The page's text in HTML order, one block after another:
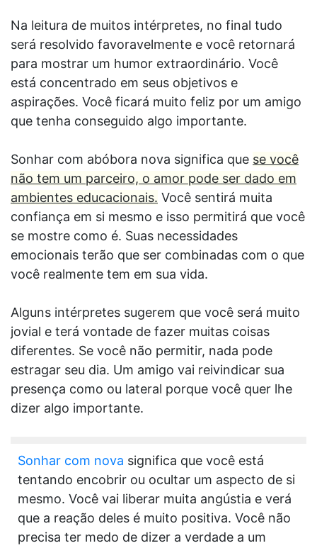
Na leitura de muitos intérpretes, no final tudo
será resolvido favoravelmente e você retornará
para mostrar um humor extraordinário. Você
está concentrado em seus objetivos e
aspirações. Você ficará muito feliz por um amigo
que tenha conseguido algo importante.
Sonhar com abóbora nova significa que se você
não tem um parceiro, o amor pode ser dado em
ambientes educacionais. Você sentirá muita
confiança em si mesmo e isso permitirá que você
se mostre como é. Suas necessidades
emocionais terão que ser combinadas com o que
você realmente tem em sua vida.
Alguns intérpretes sugerem que você será muito
jovial e terá vontade de fazer muitas coisas
diferentes. Se você não permitir, nada pode
estragar seu dia. Um amigo vai reivindicar sua
presença como ou lateral porque você quer lhe
dizer algo importante.
Sonhar com nova significa que você está
tentando encobrir ou ocultar um aspecto de si
mesmo. Você vai liberar muita angústia e verá
que a reação deles é muito positiva. Você não
precisa ter medo de dizer a verdade a um